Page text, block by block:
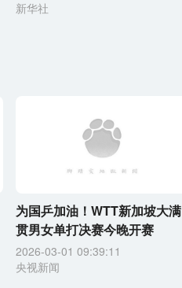
新华社
为国乒加油！WTT新加坡大满
贯男女单打决赛今晚开赛
2026-03-01 09:39:11
央视新闻